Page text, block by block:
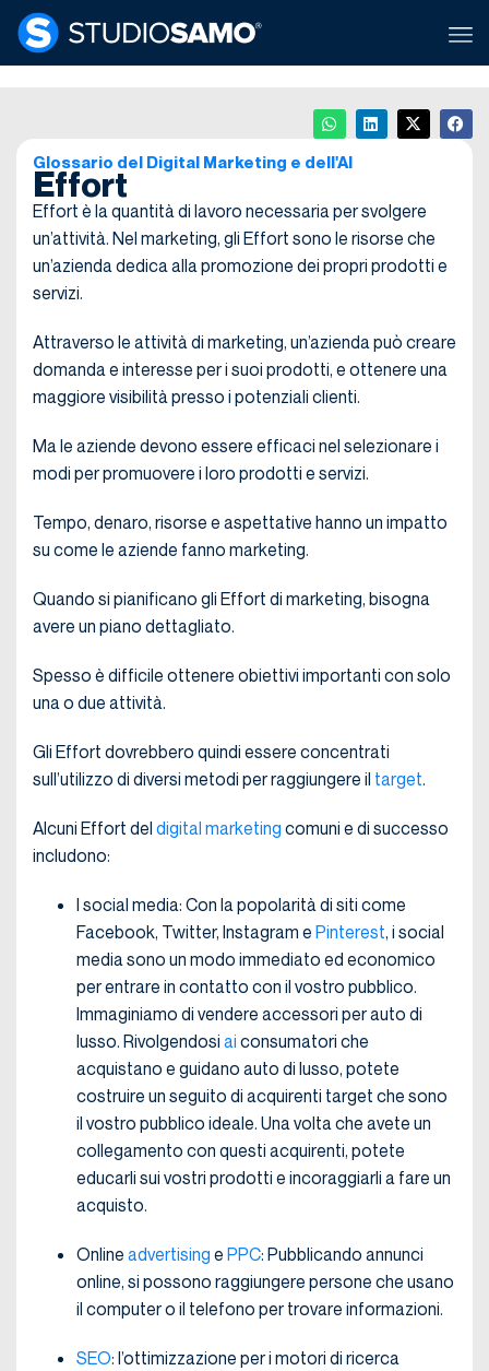
Glossario del Digital Marketing e dell'AI
Effort
Effort è la quantità di lavoro necessaria per svolgere
un’attività. Nel marketing, gli Effort sono le risorse che
un’azienda dedica alla promozione dei propri prodotti e
servizi.
Attraverso le attività di marketing, un’azienda può creare
domanda e interesse per i suoi prodotti, e ottenere una
maggiore visibilità presso i potenziali clienti.
Ma le aziende devono essere efficaci nel selezionare i
modi per promuovere i loro prodotti e servizi.
Tempo, denaro, risorse e aspettative hanno un impatto
su come le aziende fanno marketing.
Quando si pianificano gli Effort di marketing, bisogna
avere un piano dettagliato.
Spesso è difficile ottenere obiettivi importanti con solo
una o due attività.
Gli Effort dovrebbero quindi essere concentrati
sull’utilizzo di diversi metodi per raggiungere il target.
Alcuni Effort del digital marketing comuni e di successo
includono:
I social media: Con la popolarità di siti come
Facebook, Twitter, Instagram e Pinterest, i social
media sono un modo immediato ed economico
per entrare in contatto con il vostro pubblico.
Immaginiamo di vendere accessori per auto di
lusso. Rivolgendosi ai consumatori che
acquistano e guidano auto di lusso, potete
costruire un seguito di acquirenti target che sono
il vostro pubblico ideale. Una volta che avete un
collegamento con questi acquirenti, potete
educarli sui vostri prodotti e incoraggiarli a fare un
acquisto.
Online advertising e PPC: Pubblicando annunci
online, si possono raggiungere persone che usano
il computer o il telefono per trovare informazioni.
SEO: l’ottimizzazione per i motori di ricerca